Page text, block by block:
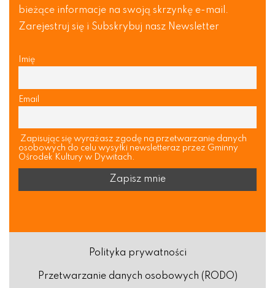
bieżące informacje na swoją skrzynkę e-mail.
Zarejestruj się i Subskrybuj nasz Newsletter
Imię
Email
Zapisując się wyrażasz zgodę na przetwarzanie danych
osobowych do celu wysyłki newsletteraz przez Gminny
Ośrodek Kultury w Dywitach.
Polityka prywatności
Przetwarzanie danych osobowych (RODO)